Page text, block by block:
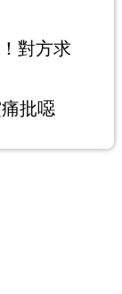
對方求
批噁